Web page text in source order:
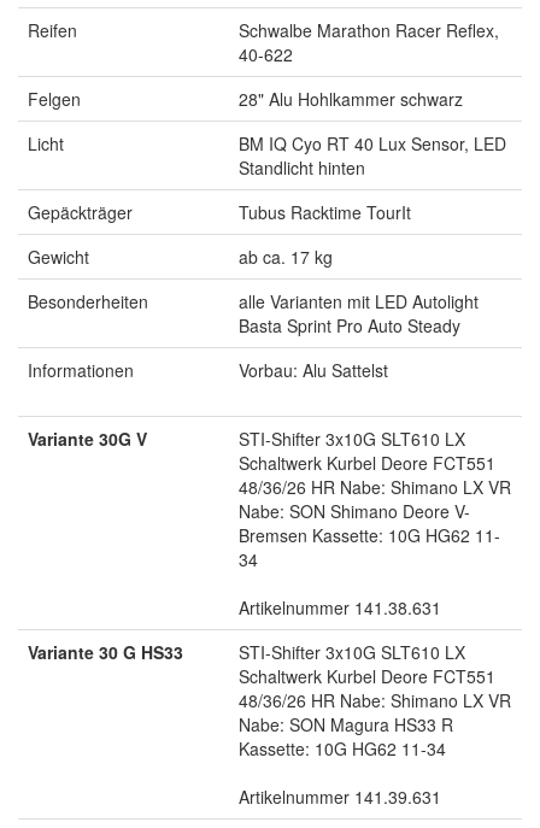
Reifen
Schwalbe Marathon Racer Reflex,
40-622
Felgen
28" Alu Hohlkammer schwarz
Licht
BM IQ Cyo RT 40 Lux Sensor, LED
Standlicht hinten
Gepäckträger
Tubus Racktime TourIt
Gewicht
ab ca. 17 kg
Besonderheiten
alle Varianten mit LED Autolight
Basta Sprint Pro Auto Steady
Informationen
Vorbau: Alu Sattelst
Variante 30G V
STI-Shifter 3x10G SLT610 LX
Schaltwerk Kurbel Deore FCT551
48/36/26 HR Nabe: Shimano LX VR
Nabe: SON Shimano Deore V-
Bremsen Kassette: 10G HG62 11-
34
Artikelnummer 141.38.631
Variante 30 G HS33
STI-Shifter 3x10G SLT610 LX
Schaltwerk Kurbel Deore FCT551
48/36/26 HR Nabe: Shimano LX VR
Nabe: SON Magura HS33 R
Kassette: 10G HG62 11-34
Artikelnummer 141.39.631